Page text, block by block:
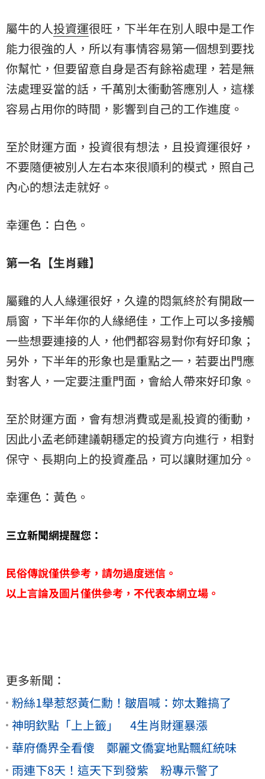
屬牛的人投資運很旺，下半年在別人眼中是工作
能力很強的人，所以有事情容易第一個想到要找
你幫忙，但要留意自身是否有餘裕處理，若是無
法處理妥當的話，千萬別太衝動答應別人，這樣
容易占用你的時間，影響到自己的工作進度。
至於財運方面，投資很有想法，且投資運很好，
不要隨便被別人左右本來很順利的模式，照自己
內心的想法走就好。
幸運色：白色。
第一名【生肖雞】
屬雞的人人緣運很好，久違的悶氣終於有開啟一
扇窗，下半年你的人緣絕佳，工作上可以多接觸
一些想要連接的人，他們都容易對你有好印象；
另外，下半年的形象也是重點之一，若要出門應
對客人，一定要注重門面，會給人帶來好印象。
至於財運方面，會有想消費或是亂投資的衝動，
因此小孟老師建議朝穩定的投資方向進行，相對
保守、長期向上的投資產品，可以讓財運加分。
幸運色：黃色。
三立新聞網提醒您：
民俗傳說僅供參考，請勿過度迷信。
以上言論及圖片僅供參考，不代表本網立場。
更多新聞：
粉絲1舉惹怒黃仁勳！皺眉喊：妳太難搞了
神明欽點「上上籤」 4生肖財運暴漲
華府僑界全看傻 鄭麗文僑宴地點飄紅統味
雨連下8天！這天下到發紫 粉專示警了